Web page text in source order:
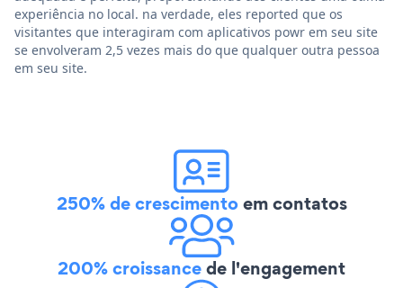
experiência no local. na verdade, eles reported que os
visitantes que interagiram com aplicativos powr em seu site
se envolveram 2,5 vezes mais do que qualquer outra pessoa
em seu site.
250% de crescimentoem contatos
200% croissancede l'engagement